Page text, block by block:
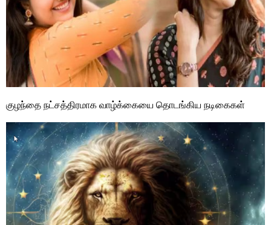
குழந்தை நட்சத்திரமாக வாழ்க்கையை தொடங்கிய நடிகைகள்